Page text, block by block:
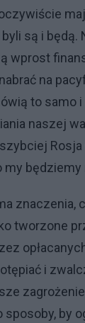
są i bę­dą.
wpro­st
na
to sa­mo
na­szej
my bę­dzie­my
zna­cze­nia,
two­rzo­ne
i
spo­so­by, by